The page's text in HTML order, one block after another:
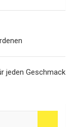
jeden Geschmack